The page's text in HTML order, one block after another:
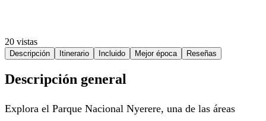
20 vistas
Descripción Itinerario Incluido Mejor época Reseñas
Descripción general
Explora el Parque Nacional Nyerere, una de las áreas